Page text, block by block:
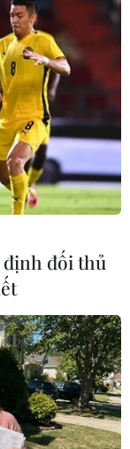
định đối thủ